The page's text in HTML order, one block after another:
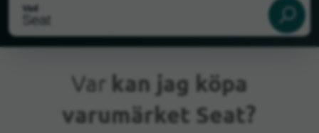
Vad
Nuvarande plats
Var kan jag köpa
varumärket Seat?